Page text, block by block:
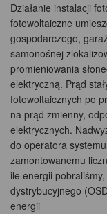
Działanie instalacji
fotowoltaiczne
gospodarczego,
samonośnej
promieniowania
elektryczną. Prąd
fotowoltaicznych po
na prąd zmienny,
elektrycznych.
do operatora
zamontowanemu
ile energii
dystrybucyjnego
energii